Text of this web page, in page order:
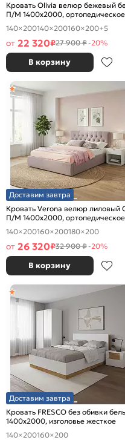
Кровать Olivia велюр бежевый
П/М 1400x2000, ортопедическое
основание, изголовье мягкое
140×200140×200160×200+5
от 22 320₽27 900 ₽-20%
В корзину
Доставим завтра
Кровать Verona велюр лиловый
П/М 1400x2000, ортопедическое
основание, изголовье мягкое
140×200160×200180×200
от 26 320₽32 900 ₽-20%
В корзину
Доставим завтра
Кровать FRESCO без обивки
1400x2000, изголовье жесткое
140×200160×200